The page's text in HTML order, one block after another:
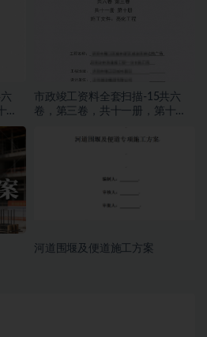
市政竣工资料全套扫描-15共六
卷，第三卷，共十一册，第十
河道围堰及便道施工方案